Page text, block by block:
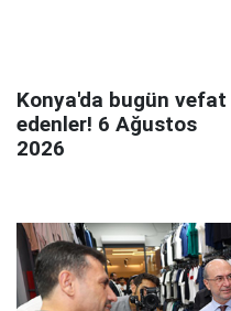
Konya'da bugün vefat
edenler! 6 Ağustos
2026